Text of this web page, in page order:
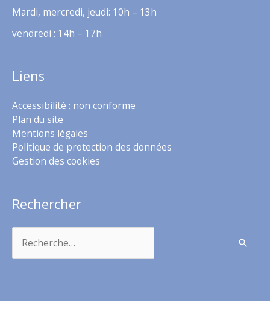
Mardi, mercredi, jeudi: 10h – 13h
vendredi : 14h – 17h
Liens
Accessibilité : non conforme
Plan du site
Mentions légales
Politique de protection des données
Gestion des cookies
Rechercher